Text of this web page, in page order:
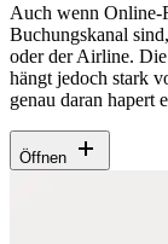
Auch wenn Online-
Buchungskanal
oder der Airline.
hängt jedoch stark
genau daran hapert
Öffnen